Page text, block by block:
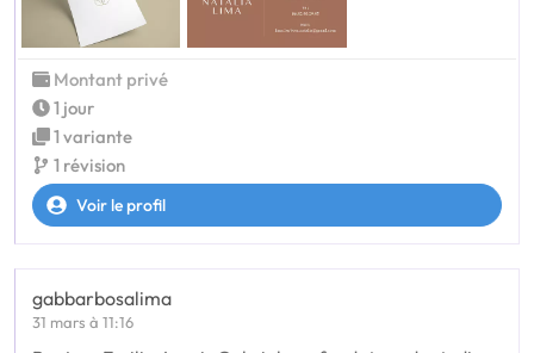
Montant privé
1 jour
1 variante
1 révision
Voir le profil
gabbarbosalima
31 mars à 11:16